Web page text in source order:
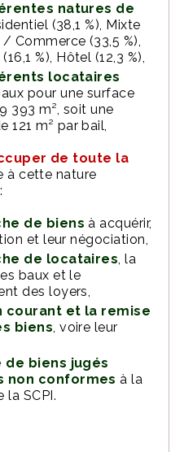
natures de
(38,1 %), Mixte
Commerce (33,5 %),
%), Hôtel (12,3 %),
locataires
pour une surface
393 m², soit une
121 m² par bail,
de toute la
à cette nature
de biens à acquérir,
et leur négociation,
de locataires, la
baux et le
des loyers,
courant et la remise
biens, voire leur
de biens jugés
non conformes à la
la SCPI.